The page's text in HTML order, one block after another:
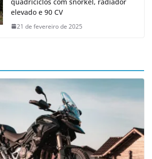
elevado e 90 CV
21 de fevereiro de 2025